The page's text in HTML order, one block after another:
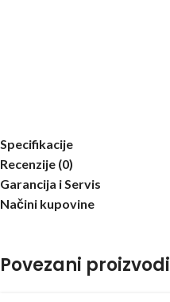
Specifikacije
Recenzije (0)
Garancija i Servis
Načini kupovine
Povezani proizvodi